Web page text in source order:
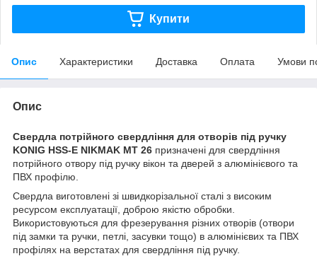
Купити
Опис Характеристики Доставка Оплата Умови
Опис
Свердла потрійного свердління для отворів під ручку
KONIG HSS-E NIKMAK MT 26 призначені для свердління
потрійного отвору під ручку вікон та дверей з алюмінієвого та
ПВХ профілю.
Свердла виготовлені зі швидкорізальної сталі з високим
ресурсом експлуатації, доброю якістю обробки.
Використовуються для фрезерування різних отворів (отвори
під замки та ручки, петлі, засувки тощо) в алюмінієвих та ПВХ
профілях на верстатах для свердління під ручку.